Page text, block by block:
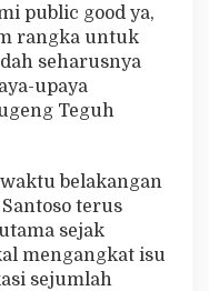
public good ya,
rangka untuk
seharusnya
upaya
Teguh
belakangan
terus
sejak
mengangkat isu
sejumlah